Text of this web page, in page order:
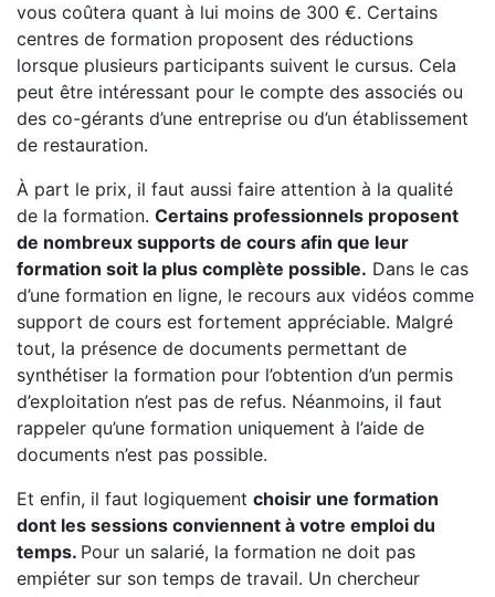
vous coûtera quant à lui moins de 300 €. Certains
centres de formation proposent des réductions
lorsque plusieurs participants suivent le cursus. Cela
peut être intéressant pour le compte des associés ou
des co-gérants d’une entreprise ou d’un établissement
de restauration.
À part le prix, il faut aussi faire attention à la qualité
de la formation. Certains professionnels proposent
de nombreux supports de cours afin que leur
formation soit la plus complète possible. Dans le cas
d’une formation en ligne, le recours aux vidéos comme
support de cours est fortement appréciable. Malgré
tout, la présence de documents permettant de
synthétiser la formation pour l’obtention d’un permis
d’exploitation n’est pas de refus. Néanmoins, il faut
rappeler qu’une formation uniquement à l’aide de
documents n’est pas possible.
Et enfin, il faut logiquement choisir une formation
dont les sessions conviennent à votre emploi du
temps. Pour un salarié, la formation ne doit pas
empiéter sur son temps de travail. Un chercheur